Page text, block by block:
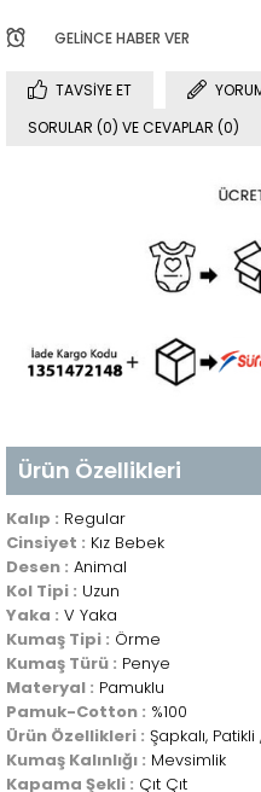
GELINCE HABER VER
TAVSIYE ET
SORULAR (0) VE CEVAPLAR (0)
Ürün Özellikleri
Kalıp : Regular
Cinsiyet : Kız Bebek
Desen : Animal
Kol Tipi : Uzun
Yaka : V Yaka
Kumaş Tipi : Örme
Kumaş Türü : Penye
Materyal : Pamuklu
Pamuk-Cotton : %100
Ürün Özellikleri : Şapkalı,
Kumaş Kalınlığı : Mevsimlik
Kapama Şekli : Çıt Çıt